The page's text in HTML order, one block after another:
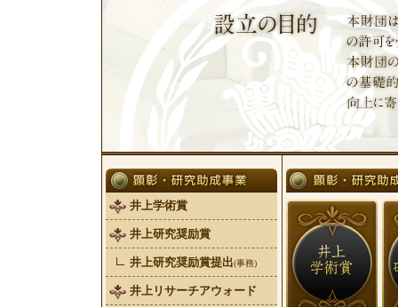
井上学術賞
井上研究奨励賞
井上研究奨励賞提出(事務)
井上リサーチアウォード